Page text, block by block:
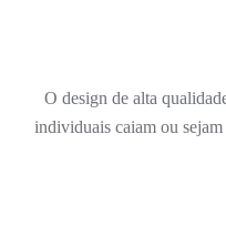
O design de alta
individuais caiam ou